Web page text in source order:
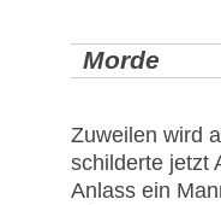
Morde
Zuweilen wird
schilderte jetzt
Anlass ein